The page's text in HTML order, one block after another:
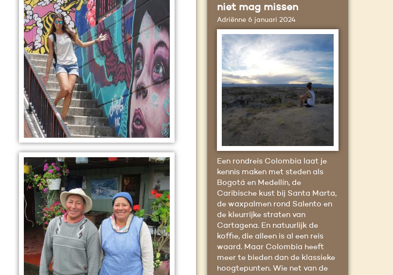
niet mag missen
Adriënne 6 januari 2024
Een rondreis Colombia laat je
kennis maken met steden als
Bogotá en Medellín, de
Caribische kust bij Santa Marta,
de waxpalmen rond Salento en
de kleurrijke straten van
Cartagena. En natuurlijk de
koffie, die alleen is al een reis
waard. Maar Colombia heeft
meer te bieden dan de klassieke
hoogtepunten. Wie net van de